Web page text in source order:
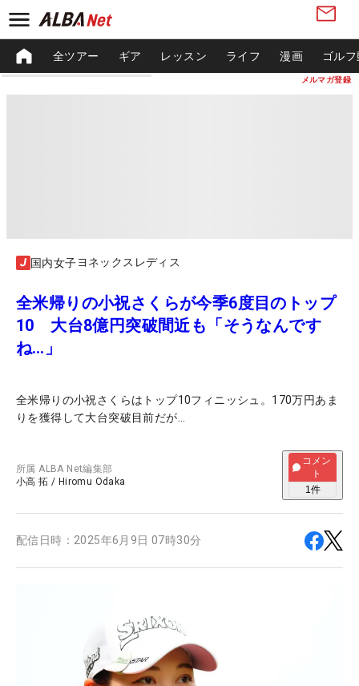
メルマガ登録
全ツアー ギア レッスン ライフ 漫画 ゴル
国内女子ヨネックスレディス
全米帰りの小祝さくらが今季6度目のトップ
10 大台8億円突破間近も「そうなんです
ね…」
全米帰りの小祝さくらはトップ10フィニッシュ。170万円あま
りを獲得して大台突破目前だが…
所属ALBA Net編集部
小高 拓 / Hiromu Odaka
コメン
ト
1件
配信日時： 2025年6月9日 07時30分